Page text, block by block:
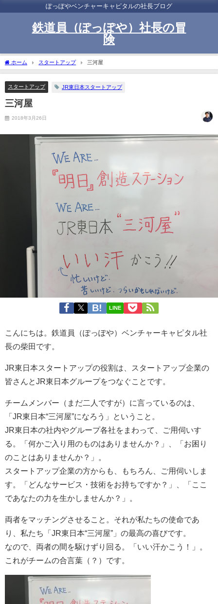
ぽっぽやベンチャーキャピタルの社長ブログ
鉄道員（ぽっぽや）社長の冒
険
ホーム スタートアップ 三河屋
スタートアップ JR東日本スタートアップ
三河屋
2018年3月26日
LINE
こんにちは。鉄道員（ぽっぽや）ベンチャーキャピタル社
長の柴田です。
JR東日本スタートアップの役割は、スタートアップ企業の
皆さんとJR東日本グループをつなぐことです。
チームメンバー（まだ二人ですが）に言っているのは、
「JR東日本“三河屋”になろう」ということ。
JR東日本の社内やグループ各社をまわって、ご用伺いす
る。「何かご入り用のものはありませんか？」、「お困り
のことはありませんか？」。
スタートアップ企業の方からも、もちろん、ご用伺いしま
す。「どんなサービス・技術をお持ちですか？」、「ここ
であなたの力を生かしませんか？」。
両者をマッチングさせること。それが私たちの使命であ
り、私たち「JR東日本“三河屋”」の最高の喜びです。
なので、両者の間を駆けずり回る。「いい汗かこう！」。
これがチームの合言葉（？）です。